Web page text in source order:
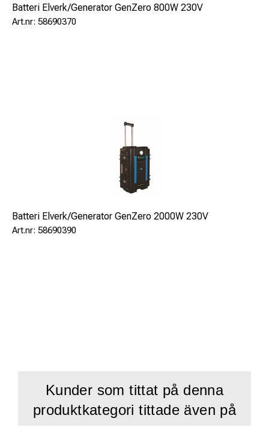
Batteri Elverk/Generator GenZero 800W 230V
58690370
Batteri Elverk/Generator GenZero 2000W 230V
58690390
Kunder som tittat på denna
produktkategori tittade även på